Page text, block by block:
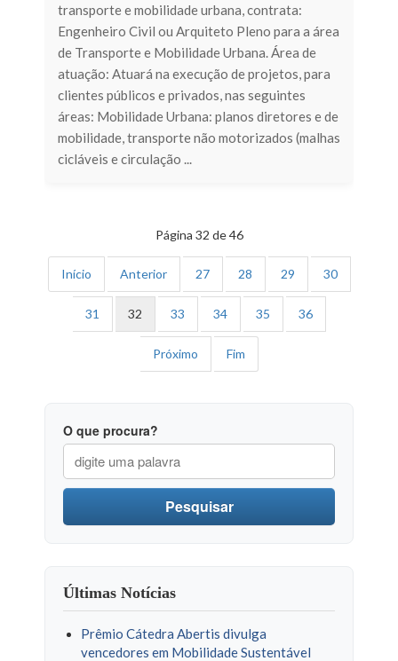
transporte e mobilidade urbana, contrata:
Engenheiro Civil ou Arquiteto Pleno para a área
de Transporte e Mobilidade Urbana. Área de
atuação: Atuará na execução de projetos, para
clientes públicos e privados, nas seguintes
áreas: Mobilidade Urbana: planos diretores e de
mobilidade, transporte não motorizados (malhas
cicláveis e circulação ...
Página 32 de 46
Início Anterior 27 28 29 30
31 32 33 34 35 36
Próximo Fim
O que procura?
Pesquisar
Últimas Notícias
Prêmio Cátedra Abertis divulga
vencedores em Mobilidade Sustentável